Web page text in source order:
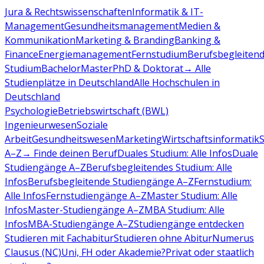
Jura & RechtswissenschaftenInformatik & IT-
ManagementGesundheitsmanagementMedien &
KommunikationMarketing & BrandingBanking &
FinanceEnergiemanagementFernstudiumBerufsbegleitend
StudiumBachelorMasterPhD & Doktorat→ Alle
Studienplätze in DeutschlandAlle Hochschulen in
Deutschland
PsychologieBetriebswirtschaft (BWL)
IngenieurwesenSoziale
ArbeitGesundheitswesenMarketingWirtschaftsinformatik
A–Z→ Finde deinen BerufDuales Studium: Alle InfosDuale
Studiengänge A–ZBerufsbegleitendes Studium: Alle
InfosBerufsbegleitende Studiengänge A–ZFernstudium:
Alle InfosFernstudiengänge A–ZMaster Studium: Alle
InfosMaster-Studiengänge A–ZMBA Studium: Alle
InfosMBA-Studiengänge A–ZStudiengänge entdecken
Studieren mit FachabiturStudieren ohne AbiturNumerus
Clausus (NC)Uni, FH oder Akademie?Privat oder staatlich